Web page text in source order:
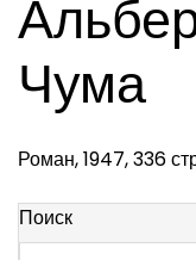
Чума
Роман, 1947, 336
Поиск